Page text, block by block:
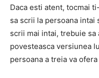
Daca esti atent, tocmai
sa scrii la persoana intai
scrii mai intai, trebuie
povesteasca versiunea
persoana a treia va